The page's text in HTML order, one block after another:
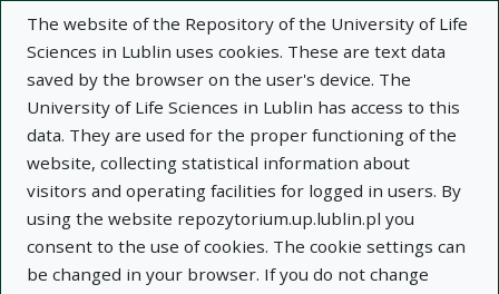
The website of the Repository of the University of Life
Sciences in Lublin uses cookies. These are text data
saved by the browser on the user's device. The
University of Life Sciences in Lublin has access to this
data. They are used for the proper functioning of the
website, collecting statistical information about
visitors and operating facilities for logged in users. By
using the website repozytorium.up.lublin.pl you
consent to the use of cookies. The cookie settings can
be changed in your browser. If you do not change